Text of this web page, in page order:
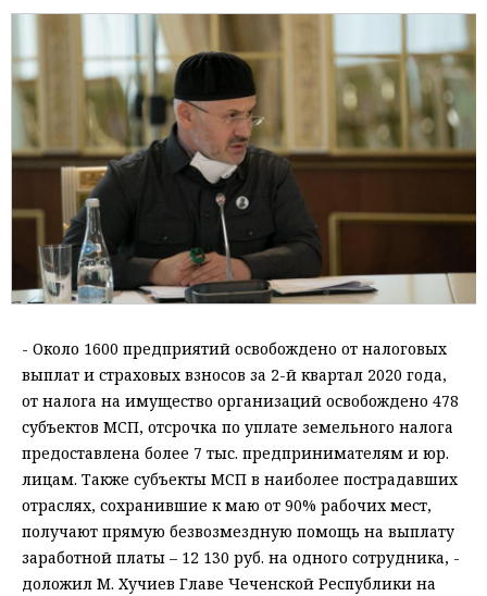
- Около 1600 предприятий освобождено от налоговых
выплат и страховых взносов за 2-й квартал 2020 года,
от налога на имущество организаций освобождено 478
субъектов МСП, отсрочка по уплате земельного налога
предоставлена более 7 тыс. предпринимателям и юр.
лицам. Также субъекты МСП в наиболее пострадавших
отраслях, сохранившие к маю от 90% рабочих мест,
получают прямую безвозмездную помощь на выплату
заработной платы – 12 130 руб. на одного сотрудника, -
доложил М. Хучиев Главе Чеченской Республики на